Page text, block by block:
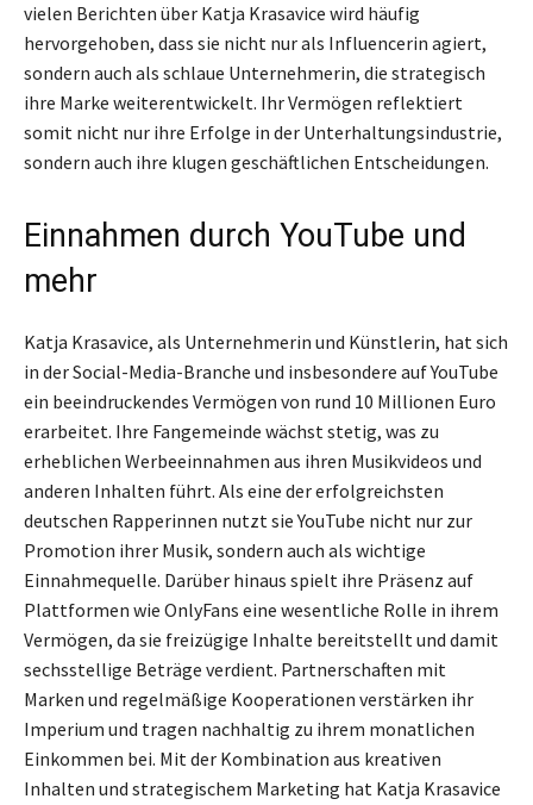
vielen Berichten über Katja Krasavice wird häufig
hervorgehoben, dass sie nicht nur als Influencerin agiert,
sondern auch als schlaue Unternehmerin, die strategisch
ihre Marke weiterentwickelt. Ihr Vermögen reflektiert
somit nicht nur ihre Erfolge in der Unterhaltungsindustrie,
sondern auch ihre klugen geschäftlichen Entscheidungen.
Einnahmen durch YouTube und
mehr
Katja Krasavice, als Unternehmerin und Künstlerin, hat sich
in der Social-Media-Branche und insbesondere auf YouTube
ein beeindruckendes Vermögen von rund 10 Millionen Euro
erarbeitet. Ihre Fangemeinde wächst stetig, was zu
erheblichen Werbeeinnahmen aus ihren Musikvideos und
anderen Inhalten führt. Als eine der erfolgreichsten
deutschen Rapperinnen nutzt sie YouTube nicht nur zur
Promotion ihrer Musik, sondern auch als wichtige
Einnahmequelle. Darüber hinaus spielt ihre Präsenz auf
Plattformen wie OnlyFans eine wesentliche Rolle in ihrem
Vermögen, da sie freizügige Inhalte bereitstellt und damit
sechsstellige Beträge verdient. Partnerschaften mit
Marken und regelmäßige Kooperationen verstärken ihr
Imperium und tragen nachhaltig zu ihrem monatlichen
Einkommen bei. Mit der Kombination aus kreativen
Inhalten und strategischem Marketing hat Katja Krasavice